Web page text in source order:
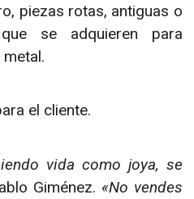
piezas rotas, antiguas o
se adquieren para
el cliente.
vida como joya, se
Giménez. «No vendes